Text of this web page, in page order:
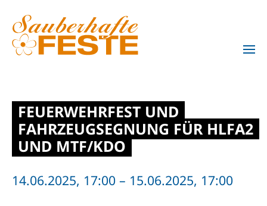
Zum Hauptinhalt springen
FEUERWEHRFEST UND
FAHRZEUGSEGNUNG FÜR HLFA2
UND MTF/KDO
14.06.2025, 17:00 – 15.06.2025, 17:00